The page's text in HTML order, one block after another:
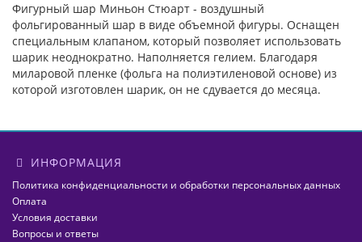
Фигурный шар Миньон Стюарт - воздушный
фольгированный шар в виде объемной фигуры. Оснащен
специальным клапаном, который позволяет использовать
шарик неоднократно. Наполняется гелием. Благодаря
миларовой пленке (фольга на полиэтиленовой основе) из
которой изготовлен шарик, он не сдувается до месяца.
ИНФОРМАЦИЯ
Политика конфиденциальности и обработки персональных данных
Оплата
Условия доставки
Вопросы и ответы